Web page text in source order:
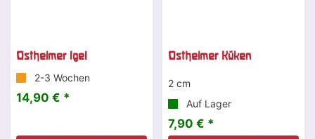
Ostheimer Igel
2-3 Wochen
14,90 € *
Ostheimer Küken
2 cm
Auf Lager
7,90 € *